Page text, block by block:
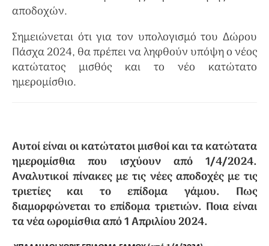
αποδοχών.
Σημειώνεται ότι για τον υπολογισμό του Δώρου
Πάσχα 2024, θα πρέπει να ληφθούν υπόψη ο νέος
κατώτατος μισθός και το νέο κατώτατο
ημερομίσθιο.
Αυτοί είναι οι κατώτατοι μισθοί και τα κατώτατα
ημερομίσθια που ισχύουν από 1/4/2024.
Αναλυτικοί πίνακες με τις νέες αποδοχές με τις
τριετίες και το επίδομα γάμου. Πως
διαμορφώνεται το επίδομα τριετιών. Ποια είναι
τα νέα ωρομίσθια από 1 Απριλίου 2024.